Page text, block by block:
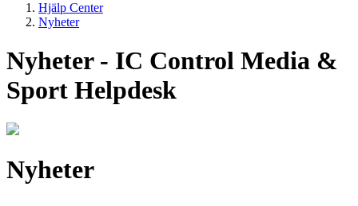
Hjälp Center
Nyheter
Nyheter - IC Control Media &
Sport Helpdesk
Nyheter